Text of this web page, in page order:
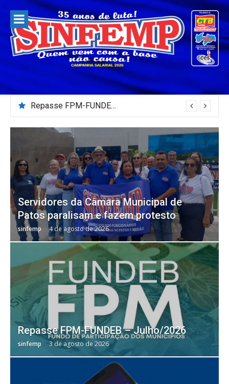
para
conteúdo
Repasse FPM-FUNDEB – Julho/2026
Servidores da Câmara Municipal de
Patos paralisam e fazem protesto
sinfemp 4 de agosto de 2026
Repasse FPM-FUNDEB – Julho/2026
sinfemp 3 de agosto de 2026